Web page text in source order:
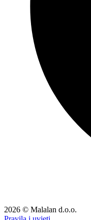
2026 © Malalan d.o.o.